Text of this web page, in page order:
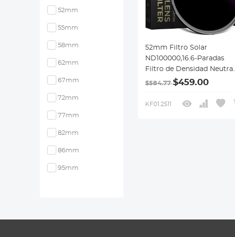
52mm
55mm
58mm
62mm
67mm
72mm
77mm
82mm
86mm
95mm
52mm Filtro Solar
ND100000,16.6-Paradas
Filtro de Densidad Neutra
Sólido para Cámara DSLR,
$584.77$459.00
KF01.2511